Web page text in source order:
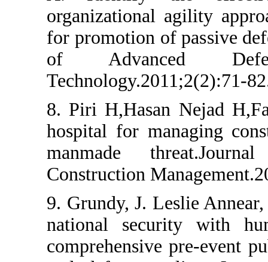
organizational
for promotion of
of
8. Piri H,Hasan
hospital for
manmade
Construction
9. Grundy, J.
national
comprehensive